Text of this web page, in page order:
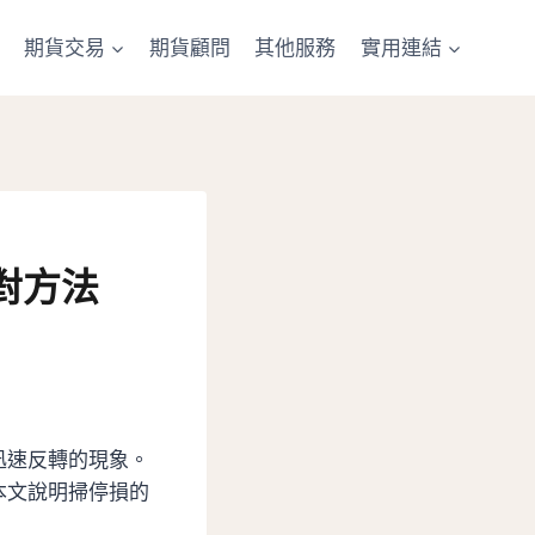
期貨交易 期貨顧問 其他服務 實用連結
方法
反轉的現象。
說明掃停損的